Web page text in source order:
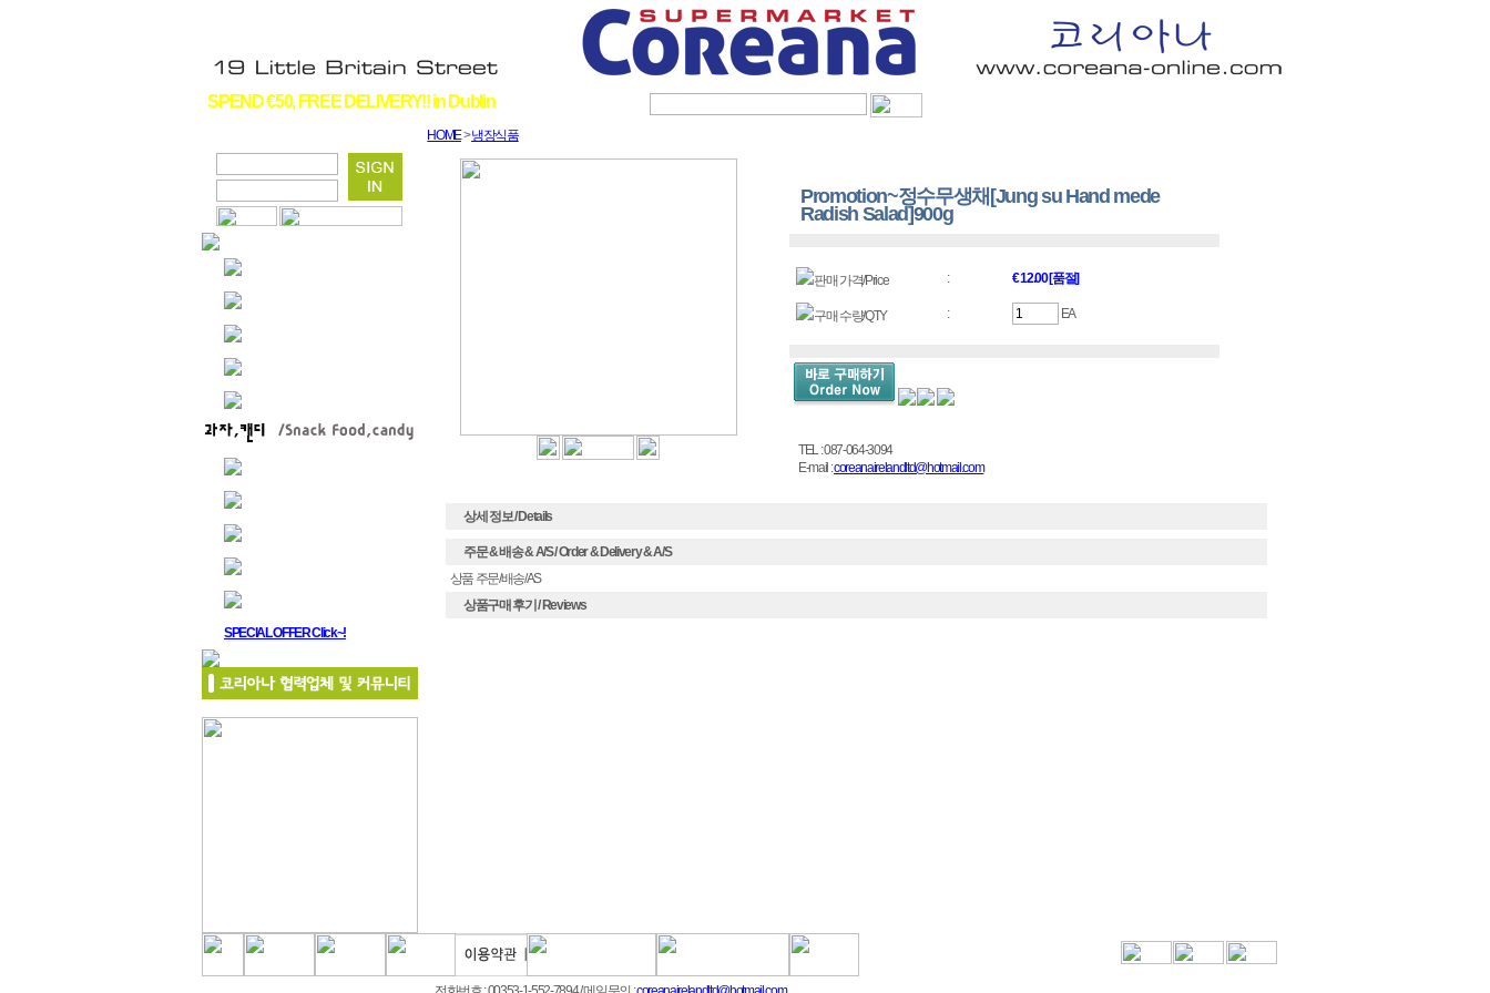
SPEND €50, FREE DELIVERY!! in Dublin
SPECIAL OFFER Click~!
HOME>냉장식품
Promotion~정수무생채[Jung su Hand mede
Radish Salad]900g
판매 가격/Price : € 12.00 [품절]
구매 수량/QTY : EA
TEL : 087-064-3094
E-mail :coreanairelandltd@hotmail.com
상세 정보 / Details
주문 & 배송 & A/S / Order & Delivery & A/S
상품 주문/배송/AS
상품구매 후기 / Reviews